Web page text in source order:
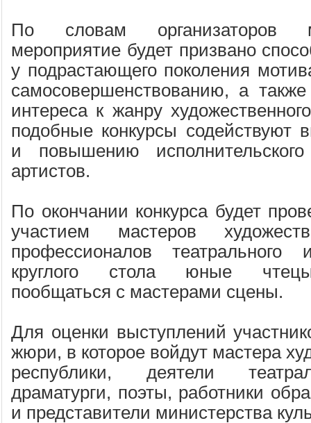
По словам организаторов
мероприятие будет призвано
у подрастающего поколения
самосовершенствованию, а
интереса к жанру
подобные конкурсы содействуют
и повышению
артистов.
По окончании конкурса будет
участием мастеров
профессионалов
круглого стола юные
пообщаться с мастерами сцены.
Для оценки выступлений
жюри, в которое войдут мастера
республики, деятели
драматурги, поэты, работники
и представители министерства